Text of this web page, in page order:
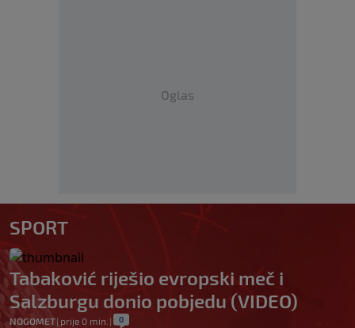
Oglas
SPORT
Tabaković riješio evropski meč i
Salzburgu donio pobjedu (VIDEO)
NOGOMET| prije 0 min. | 0